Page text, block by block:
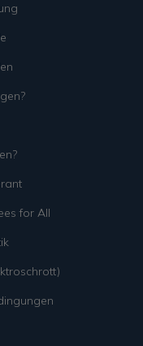
for All